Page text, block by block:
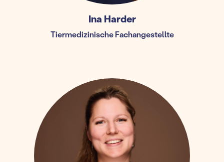
Ina Harder
Tiermedizinische Fachangestellte